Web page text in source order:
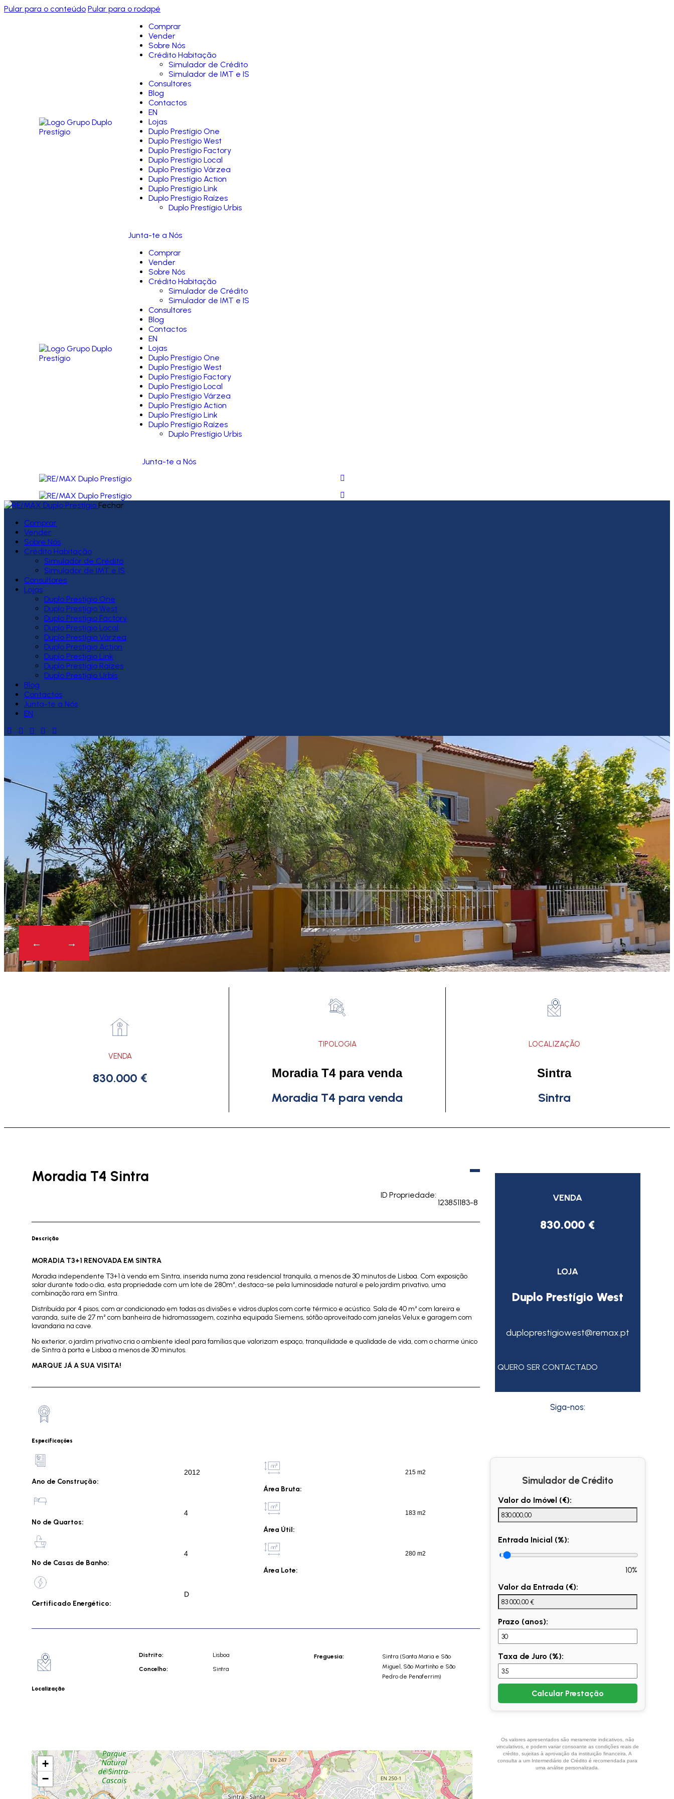
Pular para o conteúdo Pular para o rodapé
Comprar
Vender
Sobre Nós
Crédito Habitação
Simulador de Crédito
Simulador de IMT e IS
Consultores
Blog
Contactos
EN
Lojas
Duplo Prestígio One
Duplo Prestígio West
Duplo Prestígio Factory
Duplo Prestígio Local
Duplo Prestígio Várzea
Duplo Prestígio Action
Duplo Prestígio Link
Duplo Prestígio Raízes
Duplo Prestígio Urbis
Junta-te a Nós
Comprar
Vender
Sobre Nós
Crédito Habitação
Simulador de Crédito
Simulador de IMT e IS
Consultores
Blog
Contactos
EN
Lojas
Duplo Prestígio One
Duplo Prestígio West
Duplo Prestígio Factory
Duplo Prestígio Local
Duplo Prestígio Várzea
Duplo Prestígio Action
Duplo Prestígio Link
Duplo Prestígio Raízes
Duplo Prestígio Urbis
Junta-te a Nós
Fechar
Comprar
Vender
Sobre Nós
Crédito Habitação
Simulador de Crédito
Simulador de IMT e IS
Consultores
Lojas
Duplo Prestígio One
Duplo Prestígio West
Duplo Prestígio Factory
Duplo Prestígio Local
Duplo Prestígio Várzea
Duplo Prestígio Action
Duplo Prestígio Link
Duplo Prestígio Raízes
Duplo Prestígio Urbis
Blog
Contactos
Junta-te a Nós
EN
VENDA
830.000 €
TIPOLOGIA
Moradia T4 para venda
Moradia T4 para venda
LOCALIZAÇÃO
Sintra
Sintra
Moradia T4 Sintra
ID Propriedade:
123851183-8
Descrição
MORADIA T3+1 RENOVADA EM SINTRA
Moradia independente T3+1 à venda em Sintra, inserida numa zona residencial tranquila, a menos de 30 minutos de Lisboa. Com exposição
solar durante todo o dia, esta propriedade com um lote de 280m², destaca-se pela luminosidade natural e pelo jardim privativo, uma
combinação rara em Sintra.
Distribuída por 4 pisos, com ar condicionado em todas as divisões e vidros duplos com corte térmico e acústico. Sala de 40 m² com lareira e
varanda, suite de 27 m² com banheira de hidromassagem, cozinha equipada Siemens, sótão aproveitado com janelas Velux e garagem com
lavandaria na cave.
No exterior, o jardim privativo cria o ambiente ideal para famílias que valorizam espaço, tranquilidade e qualidade de vida, com o charme único
de Sintra à porta e Lisboa a menos de 30 minutos.
MARQUE JÁ A SUA VISITA!
Especificações
Ano de Construção:
2012
Nº de Quartos:
4
Nº de Casas de Banho:
4
Certificado Energético:
D
Área Bruta:
215 m2
Área Útil:
183 m2
Área Lote:
280 m2
Localização
Distrito:
Lisboa
Concelho:
Sintra
Freguesia:
Sintra (Santa Maria e São
Miguel, São Martinho e São
Pedro de Penaferrim)
+
−
VENDA
830.000 €
LOJA
Duplo Prestígio West
duploprestigiowest@remax.pt
QUERO SER CONTACTADO
Siga-nos:
Simulador de Crédito
Valor do Imóvel (€):
Entrada Inicial (%):
10%
Valor da Entrada (€):
Prazo (anos):
Taxa de Juro (%):
Calcular Prestação
Os valores apresentados são meramente indicativos, não
vinculativos, e podem variar consoante as condições reais de
crédito, sujeitas à aprovação da instituição financeira. A
consulta a um Intermediário de Crédito é recomendada para
uma análise personalizada.